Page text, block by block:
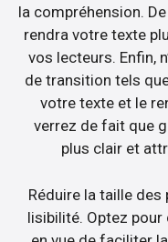
la compréhension.
rendra votre texte
vos lecteurs. Enfin,
de transition tels
votre texte et le
verrez de fait que
plus clair et
Réduire la taille
lisibilité. Optez